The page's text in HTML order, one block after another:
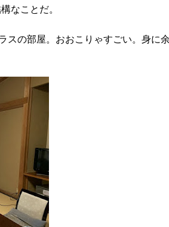
なことだ。
スの部屋。おおこりゃすごい。身に